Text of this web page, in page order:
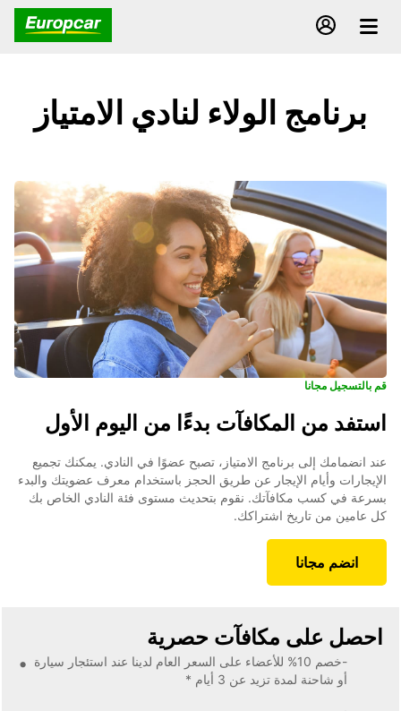
برنامج الولاء لنادي الامتياز
قم بالتسجيل مجانا
استفد من المكافآت بدءًا من اليوم الأول
عند انضمامك إلى برنامج الامتياز، تصبح عضوًا في النادي. يمكنك تجميع
الإيجارات وأيام الإيجار عن طريق الحجز باستخدام معرف عضويتك والبدء
بسرعة في كسب مكافآتك. نقوم بتحديث مستوى فئة النادي الخاص بك
كل عامين من تاريخ اشتراكك.
انضم مجانا
احصل على مكافآت حصرية
-خصم 10% للأعضاء على السعر العام لدينا عند استئجار سيارة
أو شاحنة لمدة تزيد عن 3 أيام *